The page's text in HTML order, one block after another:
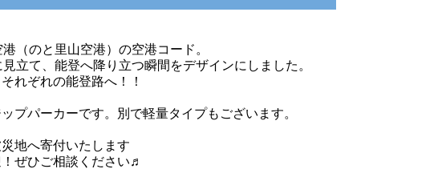
（のと里山空港）の空港コード。
立て、能登へ降り立つ瞬間をデザインにしました。
れぞれの能登路へ！！
プパーカーです。別で軽量タイプもございます。
地へ寄付いたします
ぜひご相談ください♬